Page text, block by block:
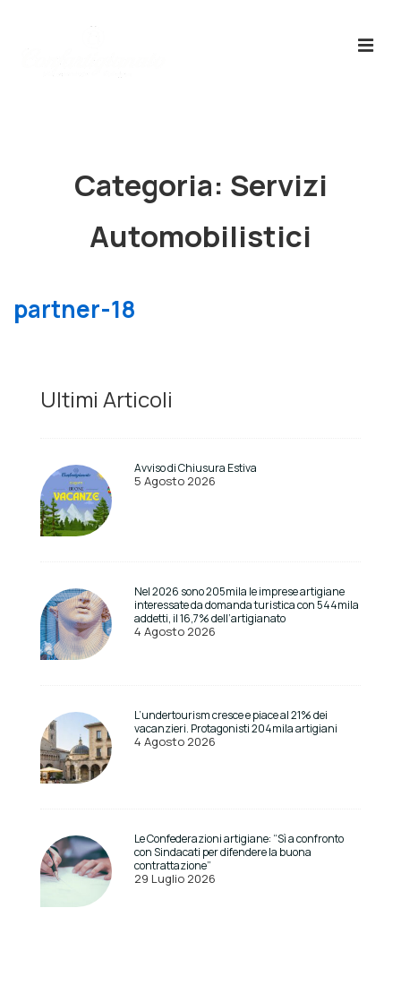
Categoria: Servizi
Automobilistici
partner-18
Ultimi Articoli
Avviso di Chiusura Estiva
5 Agosto 2026
Nel 2026 sono 205mila le imprese artigiane
interessate da domanda turistica con 544mila
addetti, il 16,7% dell’artigianato
4 Agosto 2026
L’undertourism cresce e piace al 21% dei
vacanzieri. Protagonisti 204mila artigiani
4 Agosto 2026
Le Confederazioni artigiane: “Sì a confronto
con Sindacati per difendere la buona
contrattazione”
29 Luglio 2026